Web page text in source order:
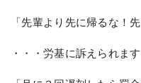
「先輩より先に帰るな！
・・・労基に訴えられま